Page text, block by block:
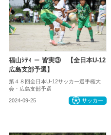
福山ｼﾃｨ － 皆実③ 【全日本U-12
広島支部予選】
第４８回全日本U-12サッカー選手権大
会・広島支部予選
2024-09-25 サッカー